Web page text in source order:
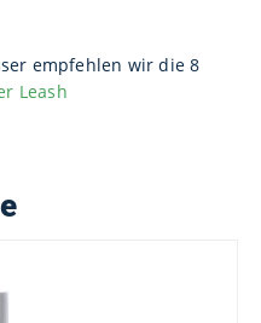
empfehlen wir die 8
Leash